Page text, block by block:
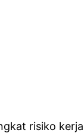
risiko